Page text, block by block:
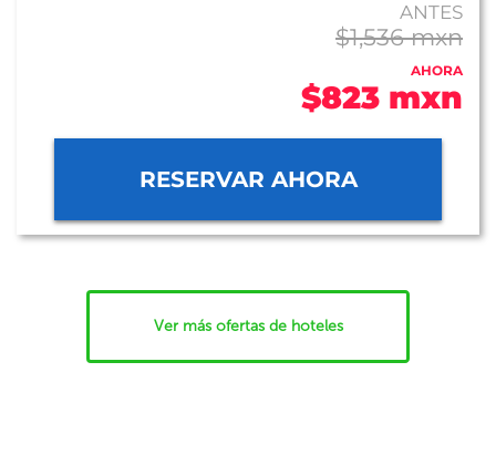
ANTES
$1,536 mxn
AHORA
$823 mxn
RESERVAR AHORA
Ver más ofertas de hoteles